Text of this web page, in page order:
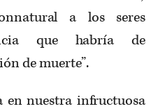
a los seres
que habría de
de muerte”.
nuestra infructuosa